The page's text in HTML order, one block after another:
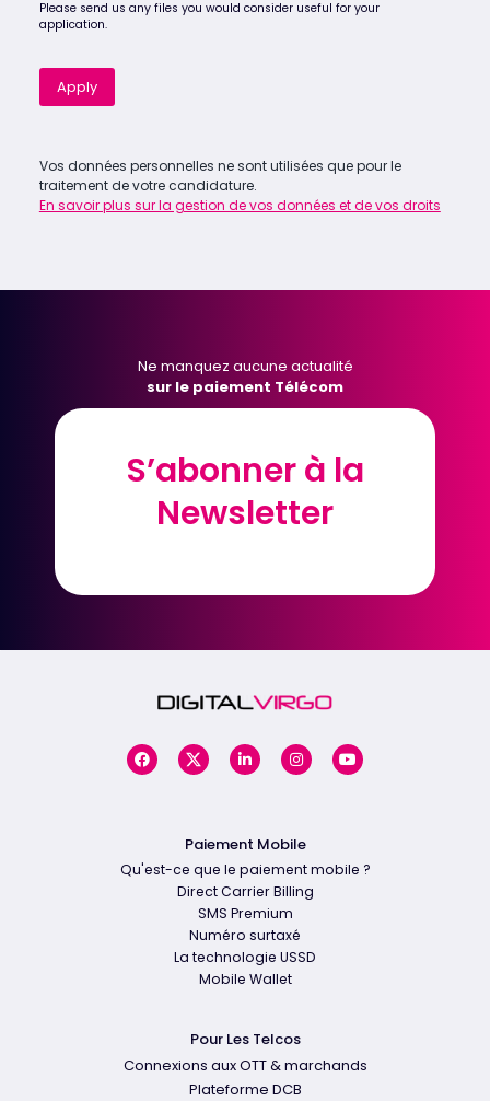
Please send us any files you would consider useful for your
application.
Apply
Vos données personnelles ne sont utilisées que pour le
traitement de votre candidature.
En savoir plus sur la gestion de vos données et de vos droits
Ne manquez aucune actualité
sur le paiement Télécom
S’abonner à la
Newsletter
S’abonner à la
Newsletter
Paiement Mobile
Qu'est-ce que le paiement mobile ?
Direct Carrier Billing
SMS Premium
Numéro surtaxé
La technologie USSD
Mobile Wallet
Pour Les Telcos
Connexions aux OTT & marchands
Plateforme DCB